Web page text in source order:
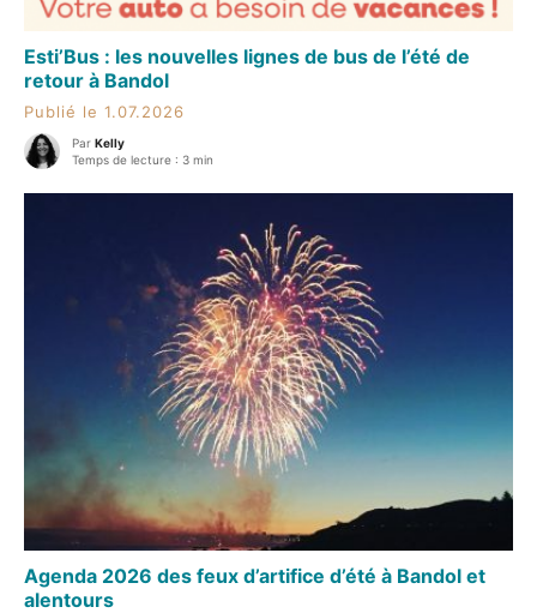
Esti’Bus : les nouvelles lignes de bus de l’été de
retour à Bandol
Publié le 1.07.2026
Par Kelly
Temps de lecture : 3 min
Agenda 2026 des feux d’artifice d’été à Bandol et
alentours